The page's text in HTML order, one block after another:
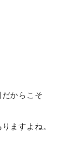
からこそ
ますよね。